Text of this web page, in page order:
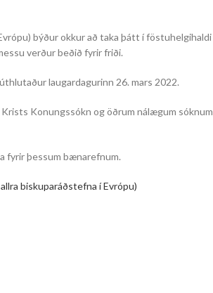
býður okkur að taka þátt í
verður beðið fyrir friði.
laugardagurinn 26. mars 2022.
Konungssókn og öðrum nálægum
fyrir þessum bænarefnum.
biskuparáðstefna í Evrópu)